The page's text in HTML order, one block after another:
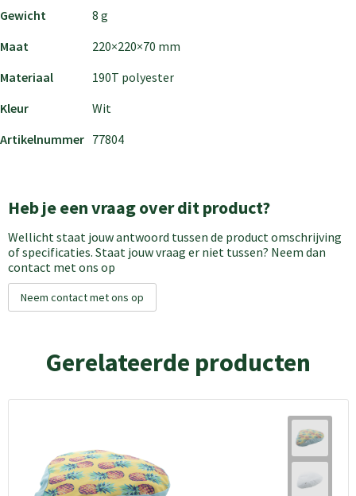
Gewicht
8 g
Maat
220×220×70 mm
Materiaal
190T polyester
Kleur
Wit
Artikelnummer 77804
Heb je een vraag over dit product?
Wellicht staat jouw antwoord tussen de product omschrijving
of specificaties. Staat jouw vraag er niet tussen? Neem dan
contact met ons op
Neem contact met ons op
Gerelateerde producten